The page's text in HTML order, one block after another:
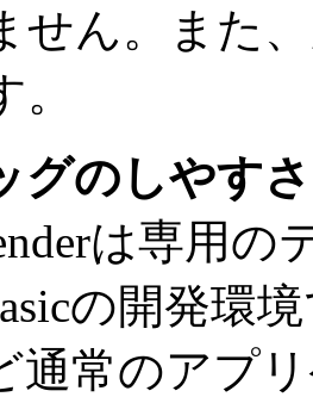
せん。また
のしやすさ
は専用
の開発環
通常のアプ